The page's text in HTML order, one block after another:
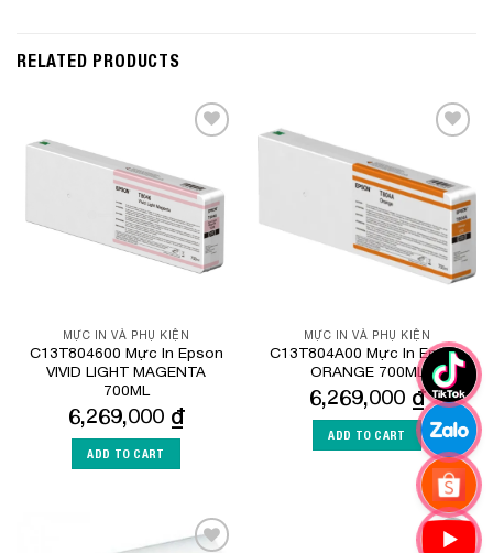
RELATED PRODUCTS
MỰC IN VÀ PHỤ KIỆN
C13T804600 Mực In Epson
VIVID LIGHT MAGENTA
700ML
6,269,000 ₫
ADD TO CART
MỰC IN VÀ PHỤ KIỆN
C13T804A00 Mực In Epson
ORANGE 700ML
6,269,000 ₫
ADD TO CART